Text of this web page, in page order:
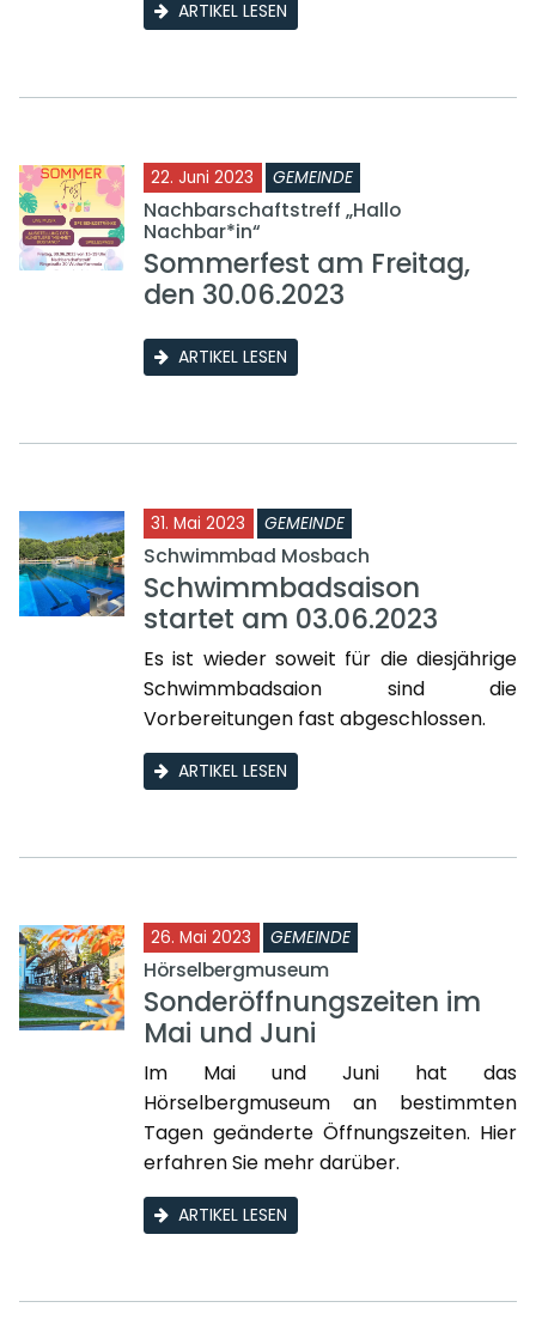
ARTIKEL LESEN
22. Juni 2023 GEMEINDE
Nachbarschaftstreff „Hallo
Nachbar*in“
Sommerfest am Freitag,
den 30.06.2023
ARTIKEL LESEN
31. Mai 2023 GEMEINDE
Schwimmbad Mosbach
Schwimmbadsaison
startet am 03.06.2023
Es ist wieder soweit für die diesjährige
Schwimmbadsaion sind die
Vorbereitungen fast abgeschlossen.
ARTIKEL LESEN
26. Mai 2023 GEMEINDE
Hörselbergmuseum
Sonderöffnungszeiten im
Mai und Juni
Im Mai und Juni hat das
Hörselbergmuseum an bestimmten
Tagen geänderte Öffnungszeiten. Hier
erfahren Sie mehr darüber.
ARTIKEL LESEN